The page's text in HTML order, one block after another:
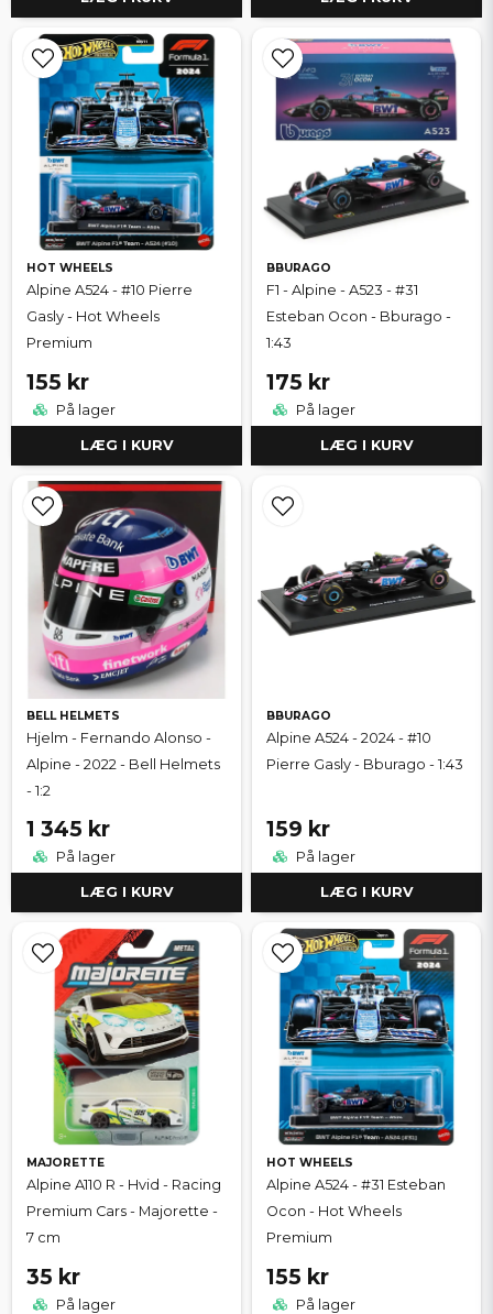
HOT WHEELS
Alpine A524 - #10 Pierre
Gasly - Hot Wheels
Premium
155 kr
På lager
LÆG I KURV
BBURAGO
F1 - Alpine - A523 - #31
Esteban Ocon - Bburago -
1:43
175 kr
På lager
LÆG I KURV
BELL HELMETS
Hjelm - Fernando Alonso -
Alpine - 2022 - Bell Helmets
- 1:2
1 345 kr
På lager
LÆG I KURV
BBURAGO
Alpine A524 - 2024 - #10
Pierre Gasly - Bburago - 1:43
159 kr
På lager
LÆG I KURV
MAJORETTE
Alpine A110 R - Hvid - Racing
Premium Cars - Majorette -
7 cm
35 kr
På lager
HOT WHEELS
Alpine A524 - #31 Esteban
Ocon - Hot Wheels
Premium
155 kr
På lager